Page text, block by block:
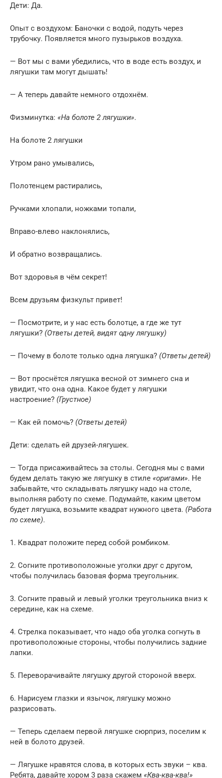
Дети: Да.
Опыт с воздухом: Баночки с водой, подуть через
трубочку. Появляется много пузырьков воздуха.
— Вот мы с вами убедились, что в воде есть воздух, и
лягушки там могут дышать!
— А теперь давайте немного отдохнём.
Физминутка: «На болоте 2 лягушки».
На болоте 2 лягушки
Утром рано умывались,
Полотенцем растирались,
Ручками хлопали, ножками топали,
Вправо-влево наклонялись,
И обратно возвращались.
Вот здоровья в чём секрет!
Всем друзьям физкульт привет!
— Посмотрите, и у нас есть болотце, а где же тут
лягушки? (Ответы детей, видят одну лягушку)
— Почему в болоте только одна лягушка? (Ответы детей)
— Вот проснётся лягушка весной от зимнего сна и
увидит, что она одна. Какое будет у лягушки
настроение? (Грустное)
— Как ей помочь? (Ответы детей)
Дети: сделать ей друзей-лягушек.
— Тогда присаживайтесь за столы. Сегодня мы с вами
будем делать такую же лягушку в стиле «оригами». Не
забывайте, что складывать лягушку надо на столе,
выполняя работу по схеме. Подумайте, каким цветом
будет лягушка, возьмите квадрат нужного цвета. (Работа
по схеме).
1. Квадрат положите перед собой ромбиком.
2. Согните противоположные уголки друг с другом,
чтобы получилась базовая форма треугольник.
3. Согните правый и левый уголки треугольника вниз к
середине, как на схеме.
4. Стрелка показывает, что надо оба уголка согнуть в
противоположные стороны, чтобы получились задние
лапки.
5. Переворачивайте лягушку другой стороной вверх.
6. Нарисуем глазки и язычок, лягушку можно
разрисовать.
— Теперь сделаем первой лягушке сюрприз, поселим к
ней в болото друзей.
— Лягушке нравятся слова, в которых есть звуки – ква.
Ребята, давайте хором 3 раза скажем «Ква-ква-ква!»